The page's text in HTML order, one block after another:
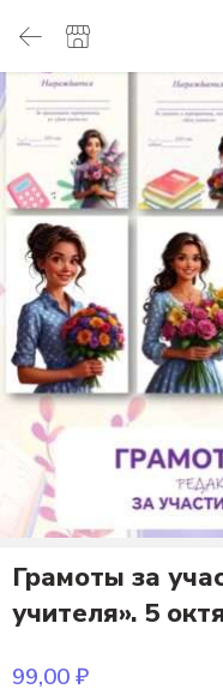
Грамоты за
учителя». 5
99,00₽